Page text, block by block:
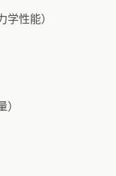
性能）